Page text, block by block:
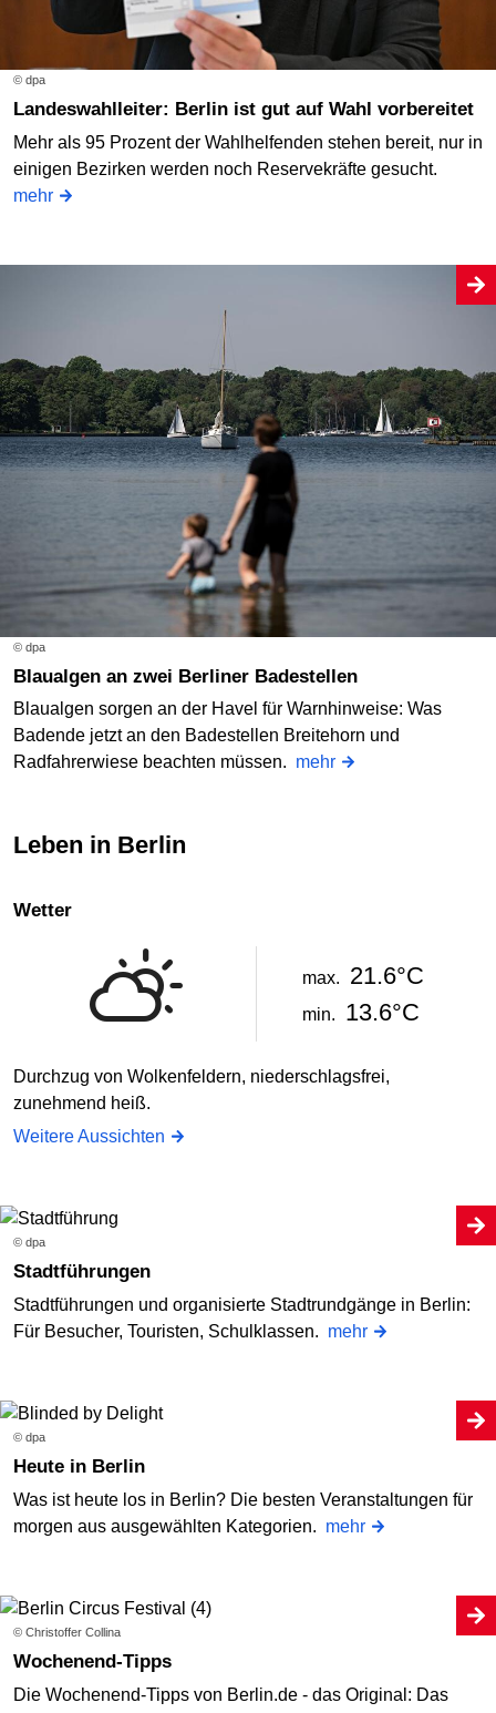
© dpa
Landeswahlleiter: Berlin ist gut auf Wahl vorbereitet
Mehr als 95 Prozent der Wahlhelfenden stehen bereit, nur in
einigen Bezirken werden noch Reservekräfte gesucht.
mehr
© dpa
Blaualgen an zwei Berliner Badestellen
Blaualgen sorgen an der Havel für Warnhinweise: Was
Badende jetzt an den Badestellen Breitehorn und
Radfahrerwiese beachten müssen. mehr
Leben in Berlin
Wetter
max. 21.6°C
min. 13.6°C
Durchzug von Wolkenfeldern, niederschlagsfrei,
zunehmend heiß.
Weitere Aussichten
© dpa
Stadtführungen
Stadtführungen und organisierte Stadtrundgänge in Berlin:
Für Besucher, Touristen, Schulklassen. mehr
© dpa
Heute in Berlin
Was ist heute los in Berlin? Die besten Veranstaltungen für
morgen aus ausgewählten Kategorien. mehr
© Christoffer Collina
Wochenend-Tipps
Die Wochenend-Tipps von Berlin.de - das Original: Das